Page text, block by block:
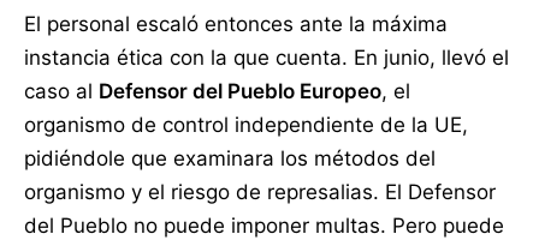
El personal escaló entonces ante la máxima
instancia ética con la que cuenta. En junio, llevó el
caso al Defensor del Pueblo Europeo, el
organismo de control independiente de la UE,
pidiéndole que examinara los métodos del
organismo y el riesgo de represalias. El Defensor
del Pueblo no puede imponer multas. Pero puede